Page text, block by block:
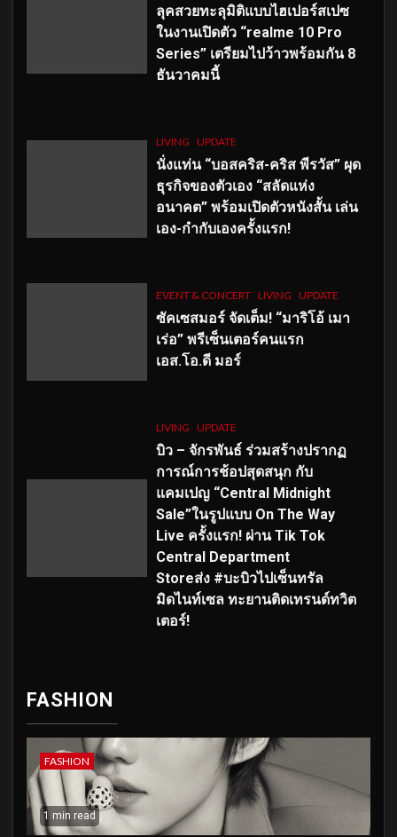
ลุคสวยทะลุมิติแบบไฮเปอร์สเปซ
ในงานเปิดตัว “realme 10 Pro
Series” เตรียมไปว้าวพร้อมกัน 8
ธันวาคมนี้
LIVING UPDATE
นั่งแท่น “บอสคริส-คริส พีรวัส” ผุด
ธุรกิจของตัวเอง “สลัดแห่ง
อนาคต” พร้อมเปิดตัวหนังสั้น เล่น
เอง-กำกับเองครั้งแรก!
EVENT & CONCERT LIVING UPDATE
ซัคเซสมอร์ จัดเต็ม! “มาริโอ้ เมา
เร่อ” พรีเซ็นเตอร์คนแรก
เอส.โอ.ดี มอร์
LIVING UPDATE
บิว – จักรพันธ์ ร่วมสร้างปรากฏ
การณ์การช้อปสุดสนุก กับ
แคมเปญ “Central Midnight
Sale”ในรูปแบบ On The Way
Live ครั้งแรก! ผ่าน Tik Tok
Central Department
Storeส่ง #บะบิวไปเซ็นทรัล
มิดไนท์เซล ทะยานติดเทรนด์ทวิต
เตอร์!
FASHION
FASHION
1 min read